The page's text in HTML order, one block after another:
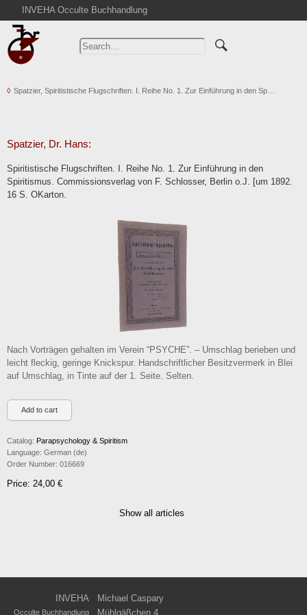
INVEHA Occulte Buchhandlung
Home
Advanced Search
Cart
Contact
Terms
Spatzier, Spiritistische Flugschriften. I. Reihe No. 1. Zur Einführung in den Sp…
Spatzier, Dr. Hans:
Spiritistische Flugschriften. I. Reihe No. 1. Zur Einführung in den
Spiritismus. Commissionsverlag von F. Schlosser, Berlin o.J. [um 1892.
16 S. OKarton.
Nach Vorträgen gehalten im Verein “PSYCHE”. – Umschlag berieben und
leicht fleckig, geringe Knickspur. Handschriftlicher Besitzvermerk in Blei
auf Umschlag, in Tinte auf der 1. Seite. Selten.
Catalog: Parapsychology & Spiritism
Language: German (de)
Order Number: 016669
Price: 24,00 €
Show all articles
INVEHA Michael Caspary
Occulte Buchhandlung Mühlgäßchen 4